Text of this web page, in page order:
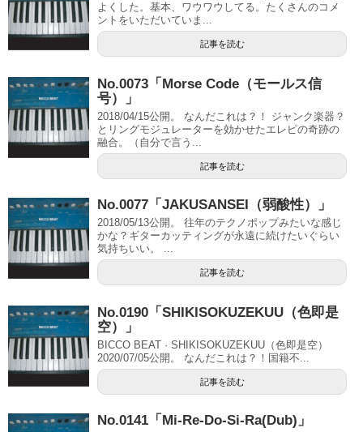
よくした。基本、ワウワウしてる。たくさんのコメ
ントをいただいていま...
記事を読む
No.0073「Morse Code（モールス信
号）」
2018/04/15公開。 なんだこれは？！ ジャンク楽器？
とリングモジュレーターを効かせたエレピの奇跡の
融合。（自分で言う...
記事を読む
No.0077「JAKUSANSEI（弱酸性）」
2018/05/13公開。 往年のテクノポップみたいな感じ
かな？ギターカッティングが永遠に続けたいぐらい
気持ちいい。 ...
記事を読む
No.0190「SHIKISOKUZEKUU（色即是
空）」
BICCO BEAT · SHIKISOKUZEKUU（色即是空）
2020/07/05公開。 なんだこれは？！国籍不...
記事を読む
No.0141「Mi-Re-Do-Si-Ra(Dub)」